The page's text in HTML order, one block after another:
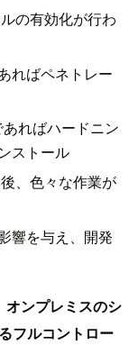
の有効化が行わ
ればペネトレー
ればハードニン
ストール
、色々な作業が
響を与え、開発
オンプレミスのシ
フルコントロー